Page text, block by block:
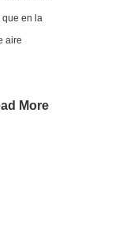
que en la
aire
More